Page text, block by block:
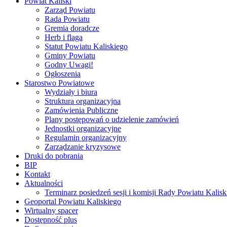
Zarząd Powiatu
Rada Powiatu
Gremia doradcze
Herb i flaga
Statut Powiatu Kaliskiego
Gminy Powiatu
Godny Uwagi!
Ogłoszenia
Starostwo Powiatowe
Wydziały i biura
Struktura organizacyjna
Zamówienia Publiczne
Plany postępowań o udzielenie zamówień
Jednostki organizacyjne
Regulamin organizacyjny
Zarządzanie kryzysowe
Druki do pobrania
BIP
Kontakt
Aktualności
Terminarz posiedzeń sesji i komisji Rady Powiatu
Geoportal Powiatu Kaliskiego
Wirtualny spacer
Dostępność plus